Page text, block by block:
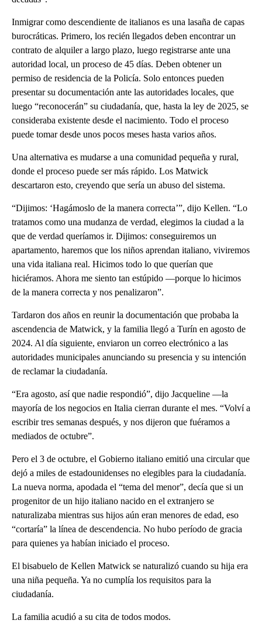
Inmigrar como descendiente de italianos es una lasaña de capas
burocráticas. Primero, los recién llegados deben encontrar un
contrato de alquiler a largo plazo, luego registrarse ante una
autoridad local, un proceso de 45 días. Deben obtener un
permiso de residencia de la Policía. Solo entonces pueden
presentar su documentación ante las autoridades locales, que
luego “reconocerán” su ciudadanía, que, hasta la ley de 2025, se
consideraba existente desde el nacimiento. Todo el proceso
puede tomar desde unos pocos meses hasta varios años.
Una alternativa es mudarse a una comunidad pequeña y rural,
donde el proceso puede ser más rápido. Los Matwick
descartaron esto, creyendo que sería un abuso del sistema.
“Dijimos: ‘Hagámoslo de la manera correcta’”, dijo Kellen. “Lo
tratamos como una mudanza de verdad, elegimos la ciudad a la
que de verdad queríamos ir. Dijimos: conseguiremos un
apartamento, haremos que los niños aprendan italiano, viviremos
una vida italiana real. Hicimos todo lo que querían que
hiciéramos. Ahora me siento tan estúpido —porque lo hicimos
de la manera correcta y nos penalizaron”.
Tardaron dos años en reunir la documentación que probaba la
ascendencia de Matwick, y la familia llegó a Turín en agosto de
2024. Al día siguiente, enviaron un correo electrónico a las
autoridades municipales anunciando su presencia y su intención
de reclamar la ciudadanía.
“Era agosto, así que nadie respondió”, dijo Jacqueline —la
mayoría de los negocios en Italia cierran durante el mes. “Volví a
escribir tres semanas después, y nos dijeron que fuéramos a
mediados de octubre”.
Pero el 3 de octubre, el Gobierno italiano emitió una circular que
dejó a miles de estadounidenses no elegibles para la ciudadanía.
La nueva norma, apodada el “tema del menor”, decía que si un
progenitor de un hijo italiano nacido en el extranjero se
naturalizaba mientras sus hijos aún eran menores de edad, eso
“cortaría” la línea de descendencia. No hubo período de gracia
para quienes ya habían iniciado el proceso.
El bisabuelo de Kellen Matwick se naturalizó cuando su hija era
una niña pequeña. Ya no cumplía los requisitos para la
ciudadanía.
La familia acudió a su cita de todos modos.